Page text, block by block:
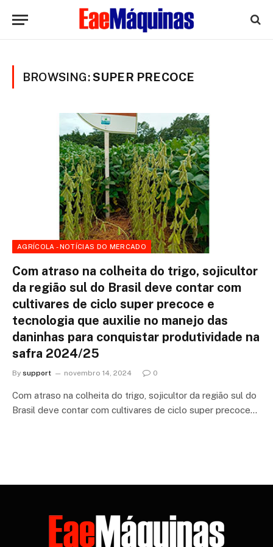
BROWSING:SUPER PRECOCE
AGRÍCOLA - NOTÍCIAS DO MERCADO
Com atraso na colheita do trigo, sojicultor
da região sul do Brasil deve contar com
cultivares de ciclo super precoce e
tecnologia que auxilie no manejo das
daninhas para conquistar produtividade na
safra 2024/25
By support novembro 14, 2024 0
Com atraso na colheita do trigo, sojicultor da região sul do
Brasil deve contar com cultivares de ciclo super precoce…